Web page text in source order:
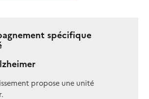
spécifique
propose une unité